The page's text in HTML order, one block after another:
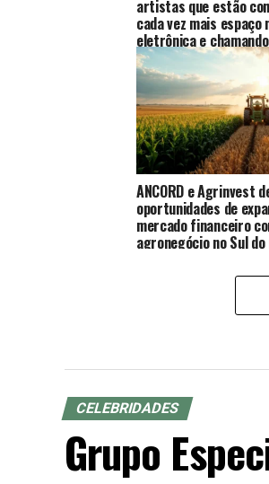
artistas que estão
cada vez mais espaço
eletrônica e
por seu talento,
identidade musical.
reunimos DJs que vêm
destacando por suas
sets marcantes e
demonstram em cada
apresentação.
ANCORD e Agrinvest
oportunidades de
mercado financeiro
agronegócio no Sul
CELEBRIDADES
Grupo